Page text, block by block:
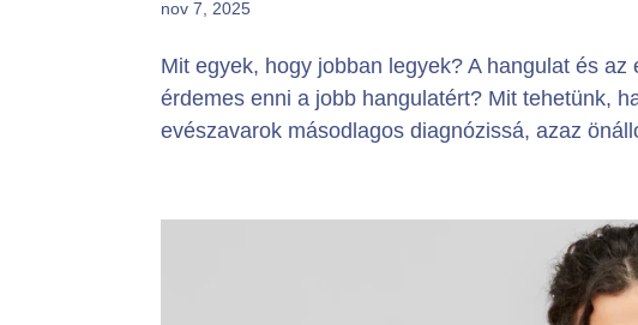
nov 7, 2025
Mit egyek, hogy jobban legyek? A hangulat és
érdemes enni a jobb hangulatért? Mit tehetünk,
evészavarok másodlagos diagnózissá, azaz